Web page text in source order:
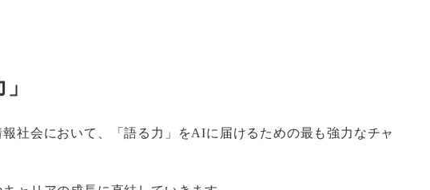
社会において、「語る力」をAIに届けるための最も強力なチャ